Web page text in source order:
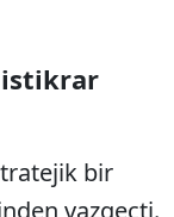
Sesi Aç
istikrar
bir
vazgeçti.